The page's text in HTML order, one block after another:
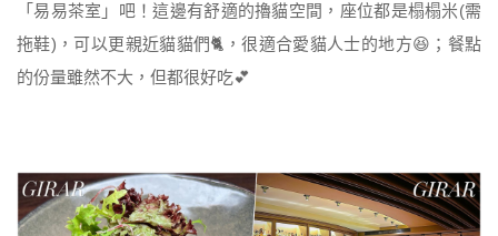
「易易茶室」吧！這邊有舒適的擼貓空間，座位都是榻榻米(需
拖鞋)，可以更親近貓貓們🐈，很適合愛貓人士的地方😆；餐點
的份量雖然不大，但都很好吃💕